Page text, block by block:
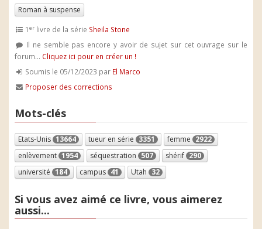
Roman à suspense
1er livre de la série Sheila Stone
Il ne semble pas encore y avoir de sujet sur cet ouvrage sur le
forum... Cliquez ici pour en créer un !
Soumis le 05/12/2023 par El Marco
Proposer des corrections
Mots-clés
Etats-Unis 13664 tueur en série 3351 femme 2922
enlèvement 1954 séquestration 507 shérif 290
université 184 campus 41 Utah 32
Si vous avez aimé ce livre, vous aimerez
aussi...